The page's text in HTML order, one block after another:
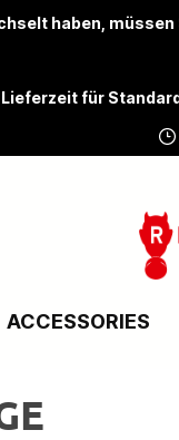
haben,
Lieferzeit für
ACCESSORIES